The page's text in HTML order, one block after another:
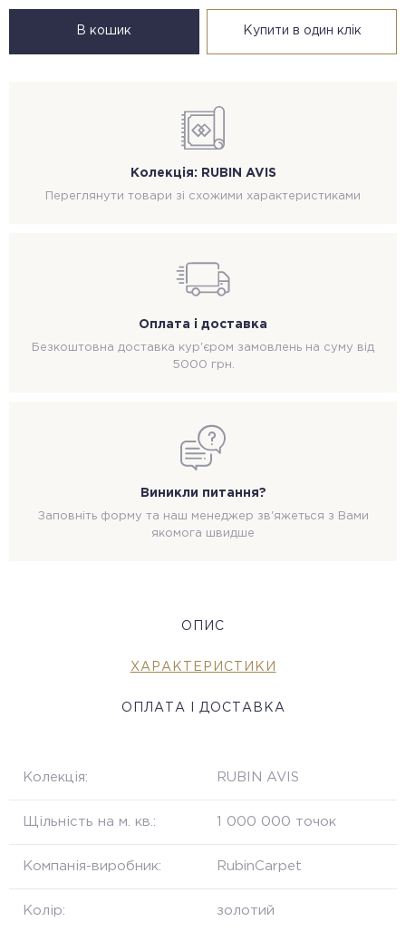
В кошик Купити в один клік
Колекція: RUBIN AVIS
Переглянути товари зі схожими характеристиками
Оплата і доставка
Безкоштовна доставка кур'єром замовлень на суму від
5000 грн.
Виникли питання?
Заповніть форму та наш менеджер зв'яжеться з Вами
якомога швидше
ОПИС
ХАРАКТЕРИСТИКИ
ОПЛАТА І ДОСТАВКА
Колекція: RUBIN AVIS
Щільність на м. кв.: 1 000 000 точок
Компанія-виробник: RubinCarpet
Колір: золотий